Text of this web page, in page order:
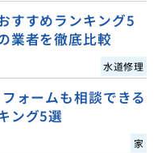
すすめランキング5
業者を徹底比較
水道修理
ォームも相談できる
ング5選
家